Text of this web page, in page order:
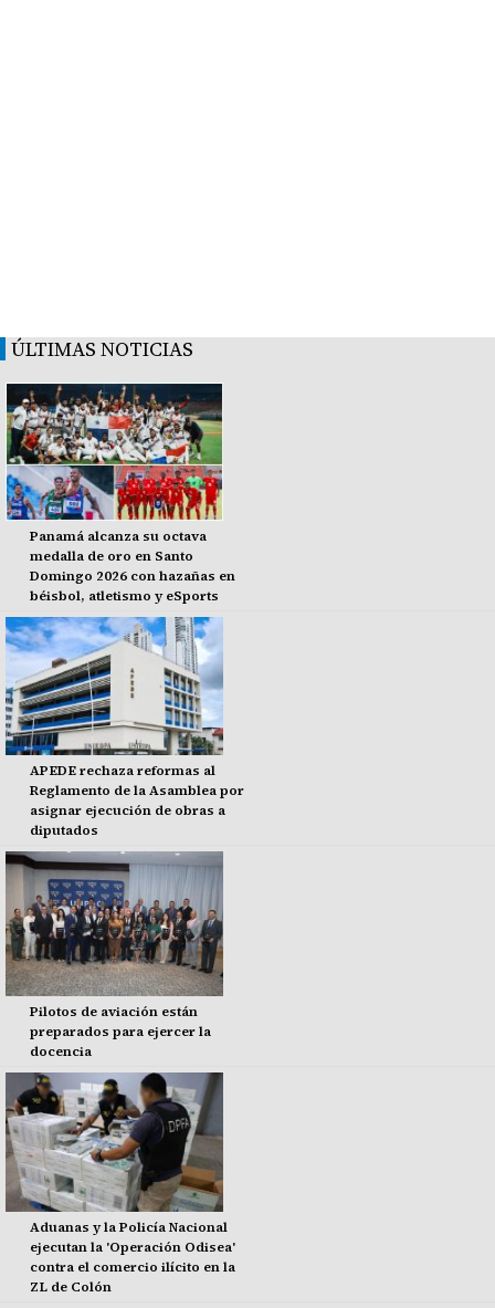
ÚLTIMAS NOTICIAS
Panamá alcanza su octava
medalla de oro en Santo
Domingo 2026 con hazañas en
béisbol, atletismo y eSports
APEDE rechaza reformas al
Reglamento de la Asamblea por
asignar ejecución de obras a
diputados
Pilotos de aviación están
preparados para ejercer la
docencia
Aduanas y la Policía Nacional
ejecutan la 'Operación Odisea'
contra el comercio ilícito en la
ZL de Colón